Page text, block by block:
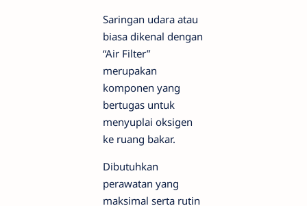
Saringan udara atau
biasa dikenal dengan
“Air Filter”
merupakan
komponen yang
bertugas untuk
menyuplai oksigen
ke ruang bakar.
Dibutuhkan
perawatan yang
maksimal serta rutin